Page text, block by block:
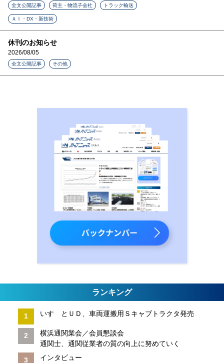
全文公開記事 荷主・物流子会社 トラック輸送
ＡＩ・DX・新技術
休刊のお知らせ
2026/08/05
全文公開記事 その他
ランキング
いすゞとＵＤ、車両運搬用Ｓキャブトラクタ発売
横浜通関業会／会員懇談会
通関士、通関従業者の質の向上に努めていく
インタビュー